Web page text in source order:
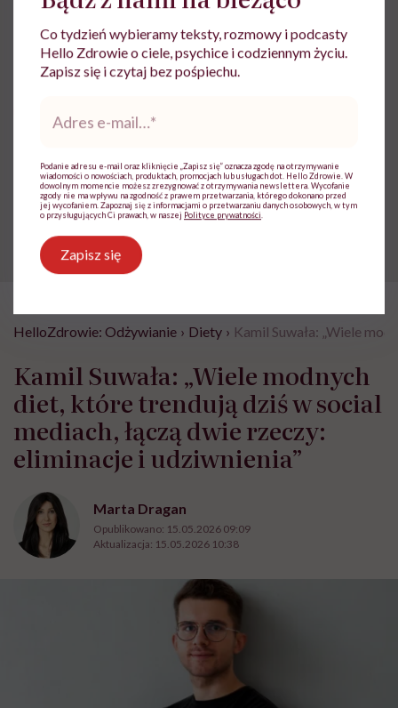
innych
Zobacz profil
Powiązane tematy:
Diety odchudzające Zdrowe odżywianie
HelloZdrowie: Odżywianie › Diety › Kamil Suwała: „Wiele
Kamil Suwała: „Wiele modnych
diet, które trendują dziś w social
mediach, łączą dwie rzeczy:
eliminacje i udziwnienia”
Marta Dragan
Opublikowano: 15.05.2026 09:09
Aktualizacja: 15.05.2026 10:38
Co tydzień wybieramy teksty, rozmowy i podcasty
Hello Zdrowie o ciele, psychice i codziennym życiu.
Zapisz się i czytaj bez pośpiechu.
mail*
Podanie adresu e-mail oraz kliknięcie „Zapisz się” oznacza zgodę na otrzymywanie
wiadomości o nowościach, produktach, promocjach lub usługach dot. Hello Zdrowie. W
dowolnym momencie możesz zrezygnować z otrzymywania newslettera. Wycofanie
zgody nie ma wpływu na zgodność z prawem przetwarzania, którego dokonano przed
jej wycofaniem. Zapoznaj się z informacjami o przetwarzaniu danych osobowych, w tym
o przysługujących Ci prawach, w naszej Polityce prywatności
Zapisz się